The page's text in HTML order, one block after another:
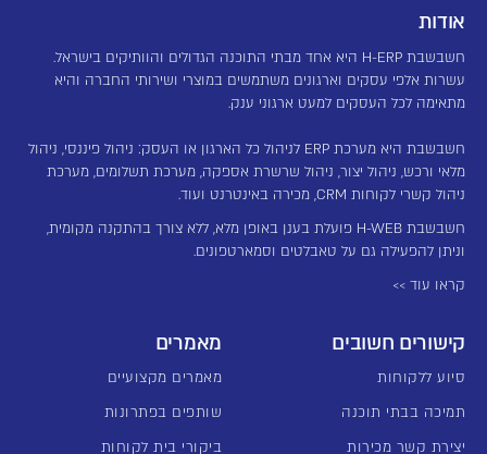
אודות
חשבשבת H-ERP היא אחד מבתי התוכנה הגדולים והוותיקים בישראל.
עשרות אלפי עסקים וארגונים משתמשים במוצרי ושירותי החברה והיא
מתאימה לכל העסקים למעט ארגוני ענק.
חשבשבת היא מערכת ERP לניהול כל הארגון או העסק: ניהול פיננסי, ניהול
מלאי ורכש, ניהול יצור, ניהול שרשרת אספקה, מערכת תשלומים, מערכת
ניהול קשרי לקוחות CRM, מכירה באינטרנט ועוד.
חשבשבת H-WEB פועלת בענן באופן מלא, ללא צורך בהתקנה מקומית,
וניתן להפעילה גם על טאבלטים וסמארטפונים.
קראו עוד >>
קישורים חשובים
סיוע ללקוחות
תמיכה בבתי תוכנה
יצירת קשר מכירות
מאמרים
מאמרים מקצועיים
שותפים בפתרונות
ביקורי בית לקוחות